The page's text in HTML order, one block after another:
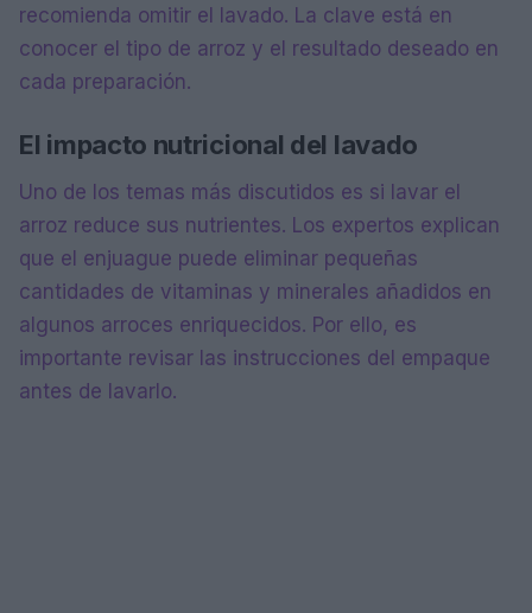
recomienda omitir el lavado. La clave está en
conocer el tipo de arroz y el resultado deseado en
cada preparación.
El impacto nutricional del lavado
Uno de los temas más discutidos es si lavar el
arroz reduce sus nutrientes. Los expertos explican
que el enjuague puede eliminar pequeñas
cantidades de vitaminas y minerales añadidos en
algunos arroces enriquecidos. Por ello, es
importante revisar las instrucciones del empaque
antes de lavarlo.